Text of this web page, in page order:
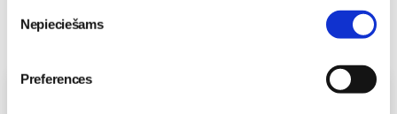
izvēle
Nepieciešams
Preferences